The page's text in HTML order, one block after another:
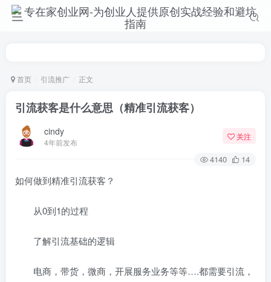
首页 引流推广 正文
引流获客是什么意思（精准引流获客）
cindy
4年前发布
关注
4140 14
如何做到精准引流获客？
从0到1的过程
了解引流基础的逻辑
电商，带货，微商，开展服务业务等等….都需要引流，